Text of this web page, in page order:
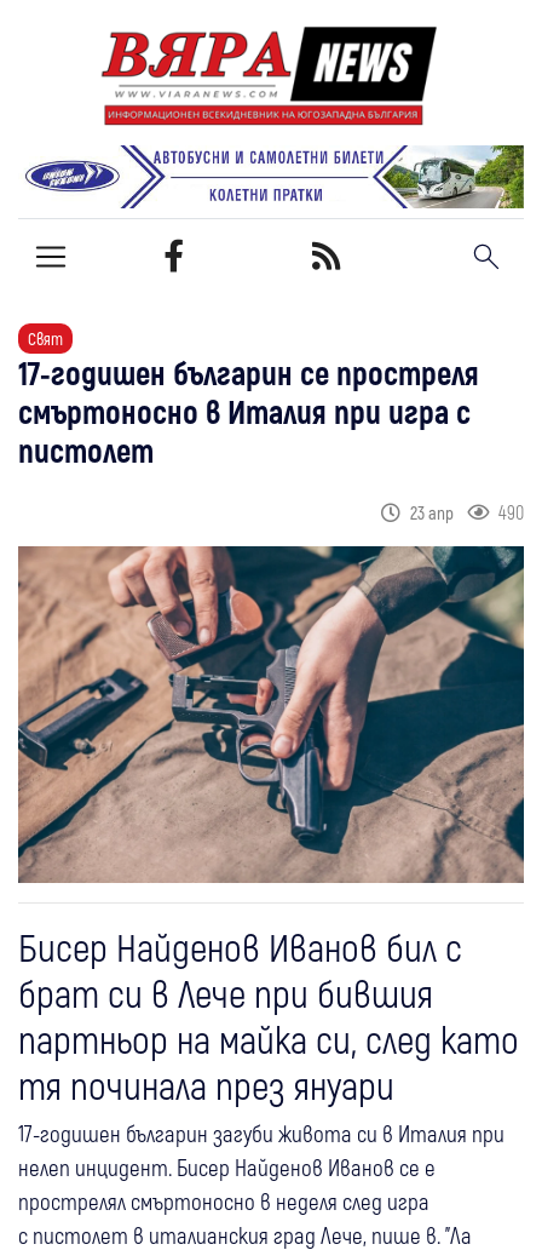
Свят
17-годишен българин се простреля
смъртоносно в Италия при игра с
пистолет
23 апр 490
Бисер Найденов Иванов бил с
брат си в Лече при бившия
партньор на майка си, след като
тя починала през януари
17-годишен българин загуби живота си в Италия при
нелеп инцидент. Бисер Найденов Иванов се е
прострелял смъртоносно в неделя след игра
с пистолет в италианския град Лече, пише в. "Ла